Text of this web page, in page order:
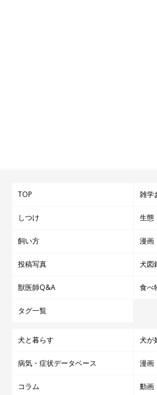
TOP 雑学
しつけ 生態
飼い方 漫画
投稿写真 犬図
獣医師Q&A 食べ
タグ一覧
犬と暮らす 犬が
病気・症状データベース 漫画
コラム 動画